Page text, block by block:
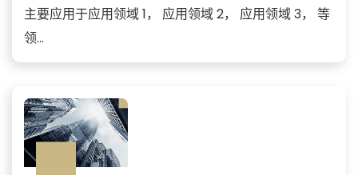
主要应用于应用领域 1， 应用领域 2， 应用领域 3， 等
领...